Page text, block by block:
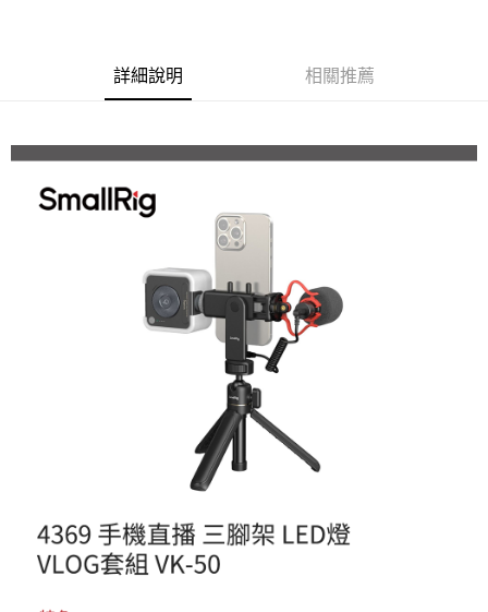
相關說明
【關於「AFTEE先享後付」】
AFTEE先享後付是「在收到商品之後才付款」的支付方式。 讓您購物簡單
１．簡單：不需註冊會員、不需綁卡、不需儲值。
２．便利：只要手機號碼，簡訊認證，即可結帳。
３．安心：先確認商品／服務後，再付款。
【「AFTEE先享後付」結帳流程】
１．於結帳方式選擇「AFTEE先享後付」後，將跳轉至「AFTEE先享後付」
結帳頁面，進行簡訊認證並確認金額後，即可完成結帳。
２．訂單成立數日內，您將收到繳費通知簡訊。
３．收到繳費通知簡訊後14天內，點擊此簡訊中的連結，可透過四大超商／
ATM／網路銀行／等多元方式進行付款，方視為交易完成。
※ 請注意：結帳手續完成當下不需立刻繳費，但若您需要取消訂單，請聯絡
購買商品的店家。未經商家同意取消之訂單仍視為有效，需透過AFTEE先享
是否繳費成功／繳費後需取消欲退款等相關疑問，請聯繫「AFTEE先享後付
客戶支援中心」https://netprotections.freshdesk.com/support/home
ATM付款
每筆NT$60，滿NT$399(含以上)免運費
每筆NT$60，滿NT$399(含以上)免運費
每筆NT$60，滿NT$399(含以上)免運費
每筆NT$75，滿NT$399(含以上)免運費
付款後門市自取
詳細說明 相關推薦